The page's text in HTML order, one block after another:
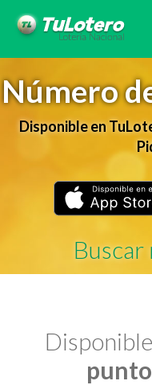
Número
Disponible en
Buscar